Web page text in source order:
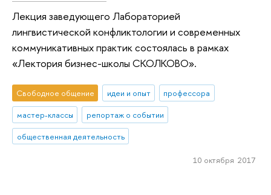
Лекция заведующего Лабораторией
лингвистической конфликтологии и современных
коммуникативных практик состоялась в рамках
«Лектория бизнес-школы СКОЛКОВО».
Свободное общение идеи и опыт
профессора
мастер-классы
репортаж о событии
общественная деятельность
10 октября 2017